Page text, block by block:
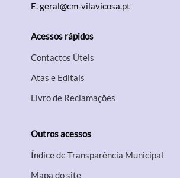
E.geral@cm-vilavicosa.pt
Acessos rápidos
Contactos Úteis
Atas e Editais
Livro de Reclamações
Outros acessos
Índice de Transparência Municipal
Mapa do site